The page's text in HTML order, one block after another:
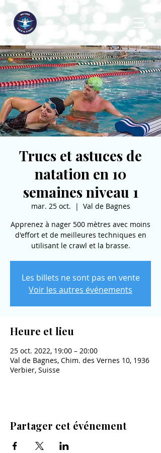
Trucs et astuces de
natation en 10
semaines niveau 1
mar. 25 oct.
  |
Val de Bagnes
Apprenez à nager 500 mètres avec moins
d'effort et de meilleures techniques en
utilisant le crawl et la brasse.
Les billets ne sont pas en vente
Voir les autres événements
Heure et lieu
25 oct. 2022, 19:00 – 20:00
Val de Bagnes, Chim. des Vernes 10, 1936
Verbier, Suisse
Partager cet événement